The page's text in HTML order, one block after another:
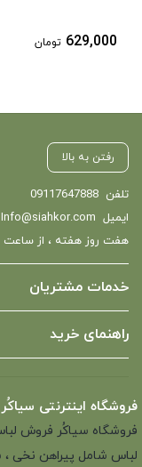
629,000 تومان
رفتن به بالا
تلفن 09117647888
ایمیل Info@siahkor.com
هفت روز هفته ، از ساعت 11 تا 22 پاسخگوی شما هستیم.
خدمات مشتریان
راهنمای خرید
فروشگاه اینترنتی سیاکُر
لباس شامل پیراهن نخی